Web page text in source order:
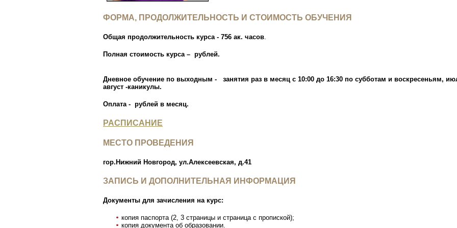
ФОРМА, ПРОДОЛЖИТЕЛЬНОСТЬ И СТОИМОСТЬ ОБУЧЕНИЯ
Общая продолжительность курса - 756 ак. часов.
Полная стоимость курса – рублей.
Дневное обучение по выходным - занятия раз в месяц с 10:00 до 16:30 по субботам и воскресеньям,
август -каникулы.
Оплата - рублей в месяц.
РАСПИСАНИЕ
МЕСТО ПРОВЕДЕНИЯ
гор.Нижний Новгород, ул.Алексеевская, д.41
ЗАПИСЬ И ДОПОЛНИТЕЛЬНАЯ ИНФОРМАЦИЯ
Документы для зачисления на курс:
копия паспорта (2, 3 страницы и страница с пропиской);
копия документа об образовании.